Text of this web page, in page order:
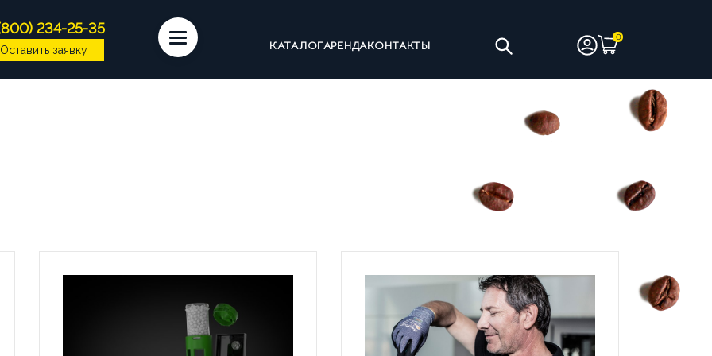
234-25-35
Оставить заявку КАТАЛОГАРЕНДАКОНТАКТЫ
ЧИСТЯЩИЕ СРЕДСТВА
КОФЕМАШИНЫ НА ЦЕЛЬНОМ МОЛОКЕ
СЕРВИС И РЕМОНТ ГАРАНТИЯ УСЛОВИЯ ВОЗВРАТА